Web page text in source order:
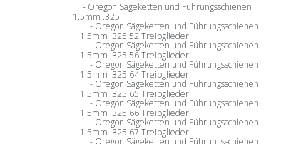
Oregon Sägeketten und Führungsschienen
1.5mm .325
Oregon Sägeketten und Führungsschienen
1.5mm .325 52 Treibglieder
Oregon Sägeketten und Führungsschienen
1.5mm .325 56 Treibglieder
Oregon Sägeketten und Führungsschienen
1.5mm .325 64 Treibglieder
Oregon Sägeketten und Führungsschienen
1.5mm .325 65 Treibglieder
Oregon Sägeketten und Führungsschienen
1.5mm .325 66 Treibglieder
Oregon Sägeketten und Führungsschienen
1.5mm .325 67 Treibglieder
Oregon Sägeketten und Führungsschienen